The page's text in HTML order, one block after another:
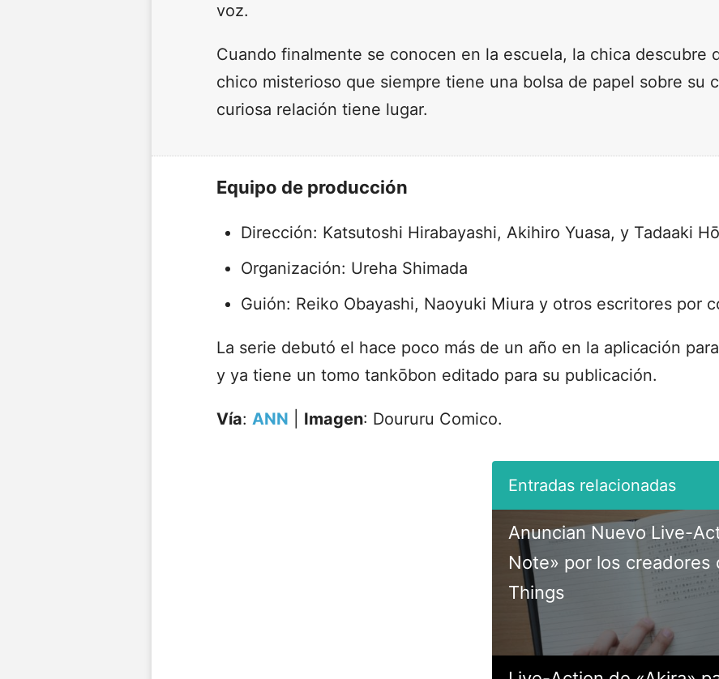
voz.
Cuando finalmente se conocen en la escuela, la chica descubre
chico misterioso que siempre tiene una bolsa de papel sobre su
curiosa relación tiene lugar.
Equipo de producción
Dirección: Katsutoshi Hirabayashi, Akihiro Yuasa, y Tadaaki
Organización: Ureha Shimada
Guión: Reiko Obayashi, Naoyuki Miura y otros escritores por
La serie debutó el hace poco más de un año en la aplicación
y ya tiene un tomo tankōbon editado para su publicación.
Vía: ANN Imagen: Doururu Comico.
Anuncian Nuevo Live-
Note» por los creadores
Things